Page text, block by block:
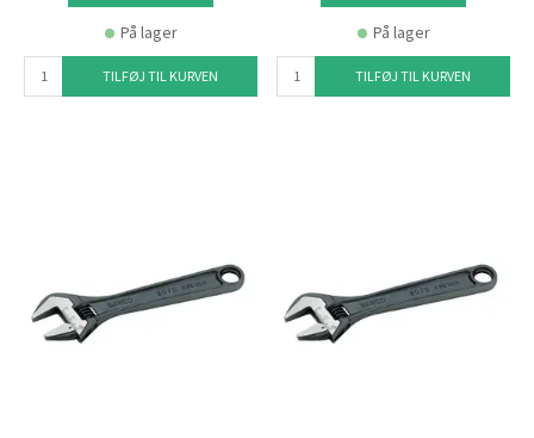
På lager
TILFØJ TIL KURVEN
På lager
TILFØJ TIL KURVEN